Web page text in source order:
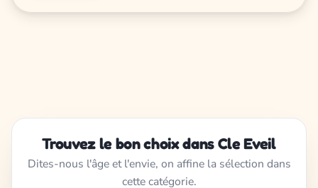
Trouvez le bon choix dans Cle Eveil
Dites-nous l'âge et l'envie, on affine la sélection dans
cette catégorie.